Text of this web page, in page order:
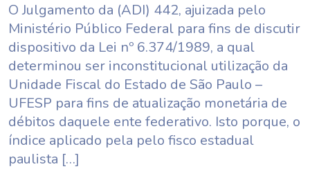
O Julgamento da (ADI) 442, ajuizada pelo
Ministério Público Federal para fins de discutir
dispositivo da Lei nº 6.374/1989, a qual
determinou ser inconstitucional utilização da
Unidade Fiscal do Estado de São Paulo –
UFESP para fins de atualização monetária de
débitos daquele ente federativo. Isto porque, o
índice aplicado pela pelo fisco estadual
paulista […]